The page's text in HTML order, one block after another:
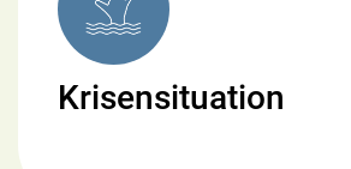
Krisensituation